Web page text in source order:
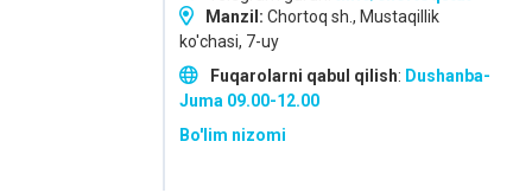
Manzil: Chortoq sh., Mustaqillik
ko'chasi, 7-uy
Fuqarolarni qabul qilish: Dushanba-
Juma 09.00-12.00
Bo'lim nizomi